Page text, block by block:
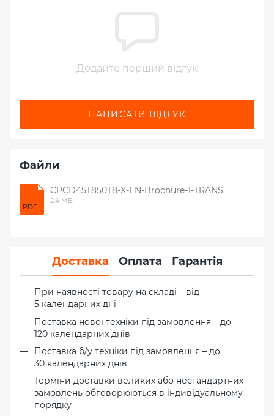
Додайте перший відгук
НАПИСАТИ ВІДГУК
Файли
PDF
CPCD45T850T8-X-EN-Brochure-1-TRANS
2.4 МБ
Доставка Оплата Гарантія
При наявності товару на складі – від
5 календарних дні
Поставка нової техніки під замовлення – до
120 календарних днів
Поставка б/у техніки під замовлення – до
30 календарних днів
Терміни доставки великих або нестандартних
замовлень обговорюються в індивідуальному
порядку